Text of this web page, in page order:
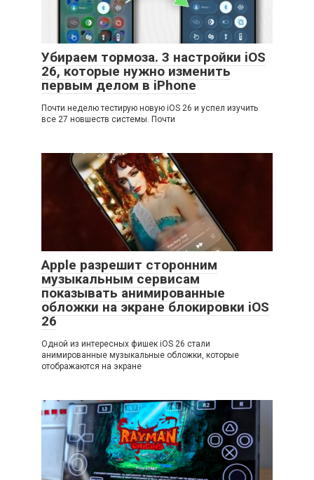
Убираем тормоза. 3 настройки iOS
26, которые нужно изменить
первым делом в iPhone
Почти неделю тестирую новую iOS 26 и успел изучить
все 27 новшеств системы. Почти
Apple разрешит сторонним
музыкальным сервисам
показывать анимированные
обложки на экране блокировки iOS
26
Одной из интересных фишек iOS 26 стали
анимированные музыкальные обложки, которые
отображаются на экране